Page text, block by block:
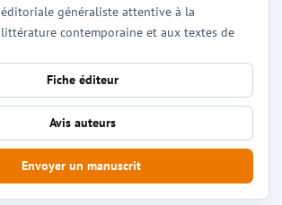
éditoriale généraliste attentive à la
littérature contemporaine et aux textes de
Fiche éditeur
Avis auteurs
Envoyer un manuscrit